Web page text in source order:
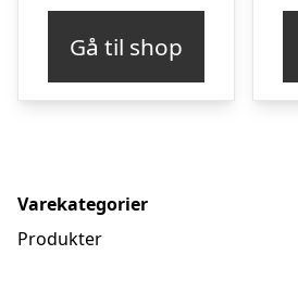
Gå til shop
Varekategorier
Produkter